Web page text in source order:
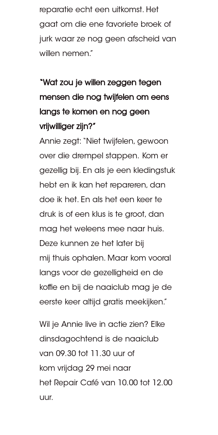
reparatie echt een uitkomst. Het
gaat om die ene favoriete broek of
jurk waar ze nog geen afscheid van
willen nemen.”
“Wat zou je willen zeggen tegen
mensen die nog twijfelen om eens
langs te komen en nog geen
vrijwilliger zijn?”
Annie zegt: “Niet twijfelen, gewoon
over die drempel stappen. Kom er
gezellig bij. En als je een kledingstuk
hebt en ik kan het repareren, dan
doe ik het. En als het een keer te
druk is of een klus is te groot, dan
mag het weleens mee naar huis.
Deze kunnen ze het later bij
mij thuis ophalen. Maar kom vooral
langs voor de gezelligheid en de
koffie en bij de naaiclub mag je de
eerste keer altijd gratis meekijken.”
Wil je Annie live in actie zien? Elke
dinsdagochtend is de naaiclub
van 09.30 tot 11.30 uur of
kom vrijdag 29 mei naar
het Repair Café van 10.00 tot 12.00
uur.